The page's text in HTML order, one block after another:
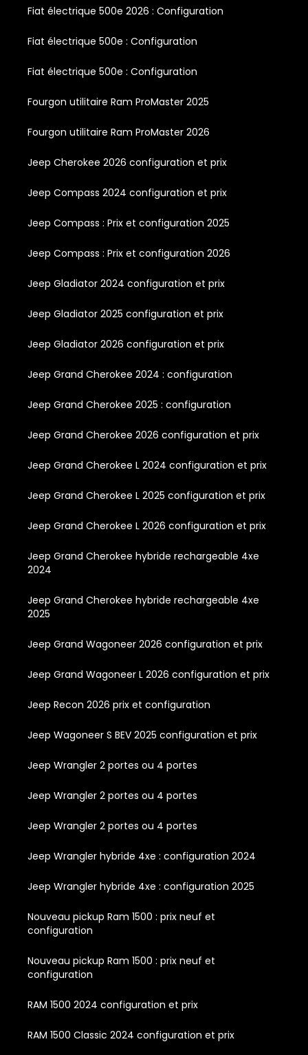
Fiat électrique 500e 2026 : Configuration
Fiat électrique 500e : Configuration
Fiat électrique 500e : Configuration
Fourgon utilitaire Ram ProMaster 2025
Fourgon utilitaire Ram ProMaster 2026
Jeep Cherokee 2026 configuration et prix
Jeep Compass 2024 configuration et prix
Jeep Compass : Prix et configuration 2025
Jeep Compass : Prix et configuration 2026
Jeep Gladiator 2024 configuration et prix
Jeep Gladiator 2025 configuration et prix
Jeep Gladiator 2026 configuration et prix
Jeep Grand Cherokee 2024 : configuration
Jeep Grand Cherokee 2025 : configuration
Jeep Grand Cherokee 2026 configuration et prix
Jeep Grand Cherokee L 2024 configuration et prix
Jeep Grand Cherokee L 2025 configuration et prix
Jeep Grand Cherokee L 2026 configuration et prix
Jeep Grand Cherokee hybride rechargeable 4xe
2024
Jeep Grand Cherokee hybride rechargeable 4xe
2025
Jeep Grand Wagoneer 2026 configuration et prix
Jeep Grand Wagoneer L 2026 configuration et prix
Jeep Recon 2026 prix et configuration
Jeep Wagoneer S BEV 2025 configuration et prix
Jeep Wrangler 2 portes ou 4 portes
Jeep Wrangler 2 portes ou 4 portes
Jeep Wrangler 2 portes ou 4 portes
Jeep Wrangler hybride 4xe : configuration 2024
Jeep Wrangler hybride 4xe : configuration 2025
Nouveau pickup Ram 1500 : prix neuf et
configuration
Nouveau pickup Ram 1500 : prix neuf et
configuration
RAM 1500 2024 configuration et prix
RAM 1500 Classic 2024 configuration et prix